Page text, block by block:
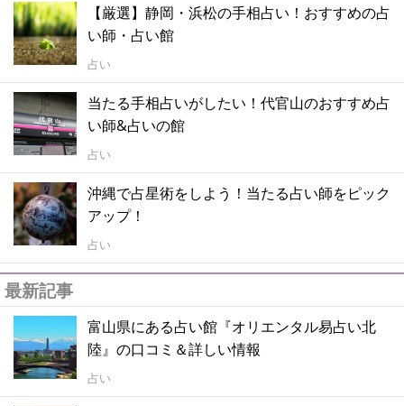
【厳選】静岡・浜松の手相占い！おすすめの占
い師・占い館
占い
当たる手相占いがしたい！代官山のおすすめ占
い師&占いの館
占い
沖縄で占星術をしよう！当たる占い師をピック
アップ！
占い
最新記事
富山県にある占い館『オリエンタル易占い北
陸』の口コミ＆詳しい情報
占い